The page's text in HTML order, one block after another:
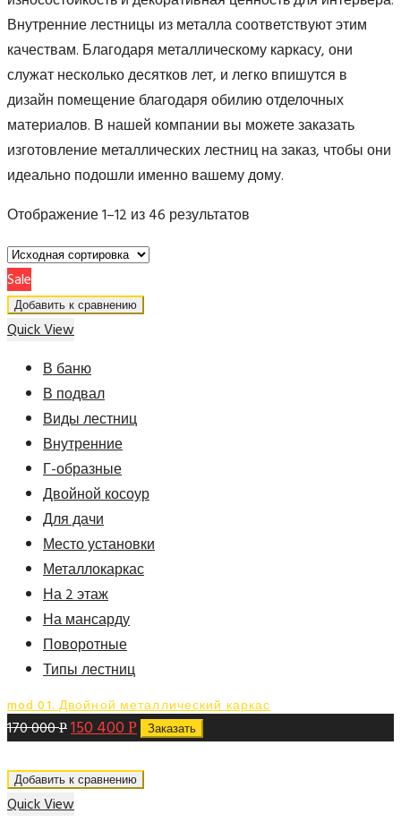
Внутренние лестницы из металла соответствуют этим
качествам. Благодаря металлическому каркасу, они
служат несколько десятков лет, и легко впишутся в
дизайн помещение благодаря обилию отделочных
материалов. В нашей компании вы можете заказать
изготовление металлических лестниц на заказ, чтобы они
идеально подошли именно вашему дому.
Отображение 1–12 из 46 результатов
Sale
Добавить к сравнению
Quick View
В баню
В подвал
Виды лестниц
Внутренние
Г-образные
Двойной косоур
Для дачи
Место установки
Металлокаркас
На 2 этаж
На мансарду
Поворотные
Типы лестниц
mod 01. Двойной металлический каркас
170 000Р 150 400Р Заказать
Добавить к сравнению
Quick View